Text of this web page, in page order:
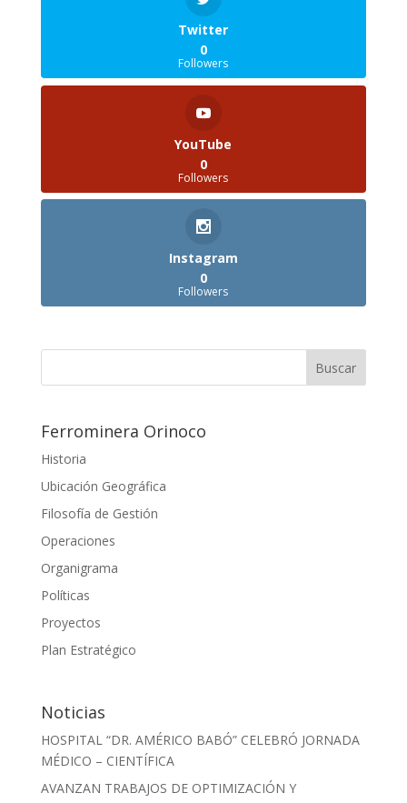
Twitter
0
Followers
YouTube
0
Followers
Instagram
0
Followers
Ferrominera Orinoco
Historia
Ubicación Geográfica
Filosofía de Gestión
Operaciones
Organigrama
Políticas
Proyectos
Plan Estratégico
Noticias
HOSPITAL “DR. AMÉRICO BABÓ” CELEBRÓ JORNADA
MÉDICO – CIENTÍFICA
AVANZAN TRABAJOS DE OPTIMIZACIÓN Y